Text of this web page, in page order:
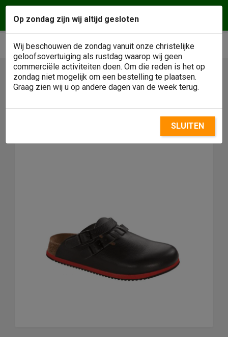
graag! Klantenservicephone0488 - 484146
 
Op zondag zijn wij altijd gesloten
Wij beschouwen de zondag vanuit onze christelijke
geloofsovertuiging als rustdag waarop wij geen
commerciële activiteiten doen. Om die reden is het op
zondag niet mogelijk om een bestelling te plaatsen.
Graag zien wij u op andere dagen van de week terug.
SLUITEN